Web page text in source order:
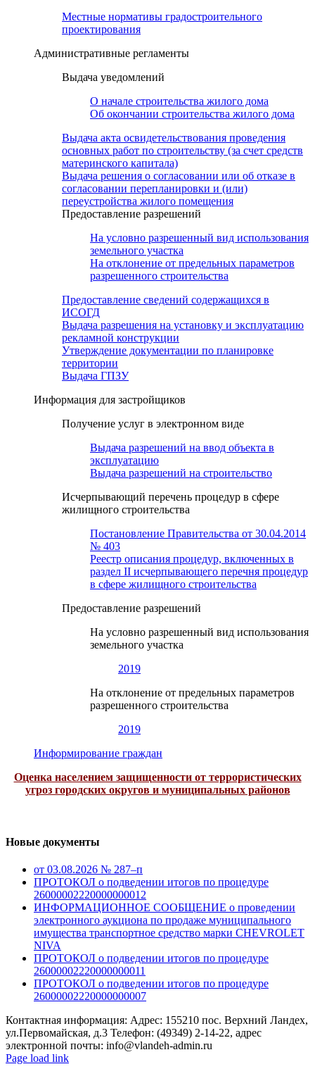
Местные нормативы градостроительного
проектирования
Административные регламенты
Выдача уведомлений
О начале строительства жилого дома
Об окончании строительства жилого дома
Выдача акта освидетельствования проведения
основных работ по строительству (за счет средств
материнского капитала)
Выдача решения о согласовании или об отказе в
согласовании перепланировки и (или)
переустройства жилого помещения
Предоставление разрешений
На условно разрешенный вид использования
земельного участка
На отклонение от предельных параметров
разрешенного строительства
Предоставление сведений содержащихся в
ИСОГД
Выдача разрешения на установку и эксплуатацию
рекламной конструкции
Утверждение документации по планировке
территории
Выдача ГПЗУ
Информация для застройщиков
Получение услуг в электронном виде
Выдача разрешений на ввод объекта в
эксплуатацию
Выдача разрешений на строительство
Исчерпывающий перечень процедур в сфере
жилищного строительства
Постановление Правительства от 30.04.2014
№ 403
Реестр описания процедур, включенных в
раздел II исчерпывающего перечня процедур
в сфере жилищного строительства
Предоставление разрешений
На условно разрешенный вид использования
земельного участка
2019
На отклонение от предельных параметров
разрешенного строительства
2019
Информирование граждан
Оценка населением защищенности от террористических
угроз городских округов и муниципальных районов
Новые документы
от 03.08.2026 № 287–п
ПРОТОКОЛ о подведении итогов по процедуре
26000002220000000012
ИНФОРМАЦИОННОЕ СООБЩЕНИЕ о проведении
электронного аукциона по продаже муниципального
имущества транспортное средство марки CHEVROLET
NIVA
ПРОТОКОЛ о подведении итогов по процедуре
26000002220000000011
ПРОТОКОЛ о подведении итогов по процедуре
26000002220000000007
Контактная информация: Адрес: 155210 пос. Верхний Ландех,
ул.Первомайская, д.3 Телефон: (49349) 2-14-22, адрес
электронной почты: info@vlandeh-admin.ru
Page load link